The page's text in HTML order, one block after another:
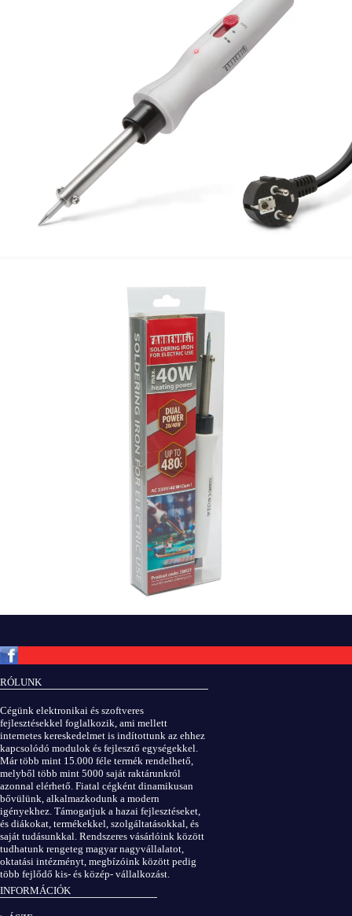
RÓLUNK
Cégünk elektronikai és szoftveres
fejlesztésekkel foglalkozik, ami mellett
internetes kereskedelmet is indítottunk az ehhez
kapcsolódó modulok és fejlesztő egységekkel.
Már több mint 15.000 féle termék rendelhető,
melyből több mint 5000 saját raktárunkról
azonnal elérhető. Fiatal cégként dinamikusan
bővülünk, alkalmazkodunk a modern
igényekhez. Támogatjuk a hazai fejlesztéseket,
és diákokat, termékekkel, szolgáltatásokkal, és
saját tudásunkkal. Rendszeres vásárlóink között
tudhatunk rengeteg magyar nagyvállalatot,
oktatási intézményt, megbízóink között pedig
több fejlődő kis- és közép- vállalkozást.
INFORMÁCIÓK